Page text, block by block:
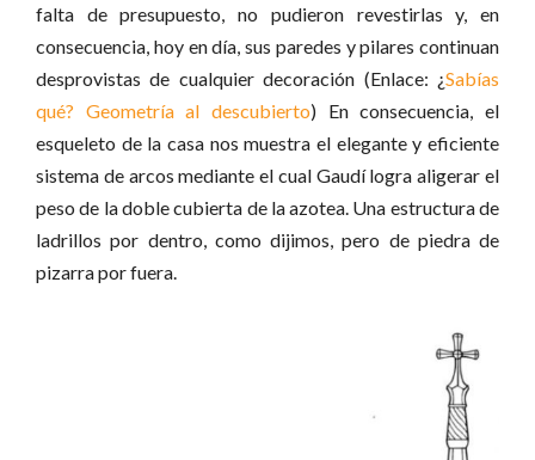
falta de presupuesto, no pudieron revestirlas y, en
consecuencia, hoy en día, sus paredes y pilares continuan
desprovistas de cualquier decoración (Enlace: ¿Sabías
qué? Geometría al descubierto) En consecuencia, el
esqueleto de la casa nos muestra el elegante y eficiente
sistema de arcos mediante el cual Gaudí logra aligerar el
peso de la doble cubierta de la azotea. Una estructura de
ladrillos por dentro, como dijimos, pero de piedra de
pizarra por fuera.